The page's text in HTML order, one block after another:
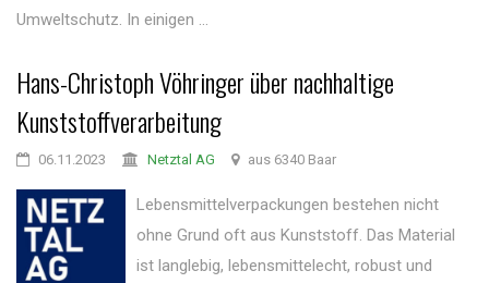
Umweltschutz. In einigen ...
Hans-Christoph Vöhringer über nachhaltige
Kunststoffverarbeitung
06.11.2023 Netztal AG aus 6340 Baar
Lebensmittelverpackungen bestehen nicht
ohne Grund oft aus Kunststoff. Das Material
ist langlebig, lebensmittelecht, robust und